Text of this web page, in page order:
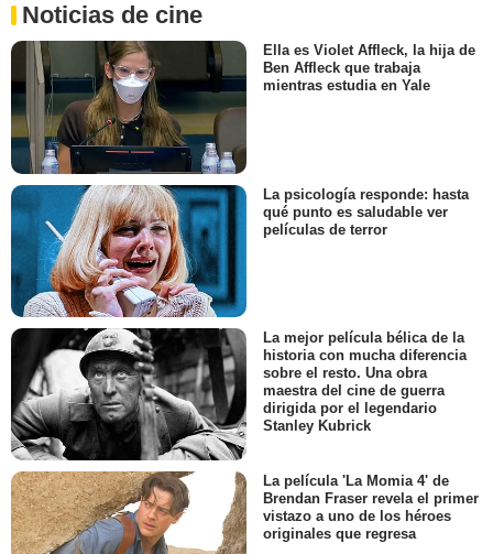
Noticias de cine
Ella es Violet Affleck, la hija de
Ben Affleck que trabaja
mientras estudia en Yale
La psicología responde: hasta
qué punto es saludable ver
películas de terror
La mejor película bélica de la
historia con mucha diferencia
sobre el resto. Una obra
maestra del cine de guerra
dirigida por el legendario
Stanley Kubrick
La película 'La Momia 4' de
Brendan Fraser revela el primer
vistazo a uno de los héroes
originales que regresa